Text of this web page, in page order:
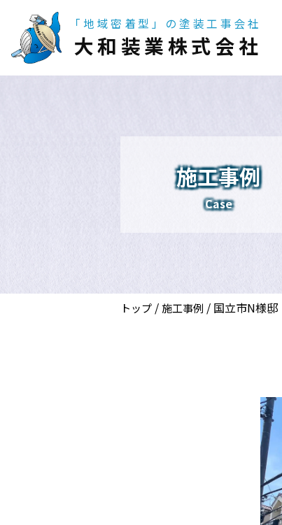
「地域密着型」の塗装工事会社
大和装業株式会社
施工事例
Case
トップ /施工事例 / 国立市N様邸